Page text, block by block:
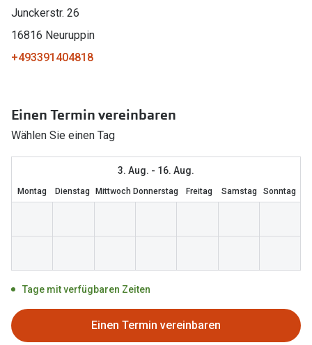
Seen
Miu Miu
alle Marken
Brillenpass richtig lesen
Alle Brillen Ratgeber
Angebote
Unofficial
Oakley
Oakley
Junckerstr. 26
16816 Neuruppin
+493391404818
Einen Termin vereinbaren
Wählen Sie einen Tag
3. Aug. - 16. Aug.
Montag Dienstag Mittwoch Donnerstag Freitag Samstag Sonntag
Tage mit verfügbaren Zeiten
Einen Termin vereinbaren